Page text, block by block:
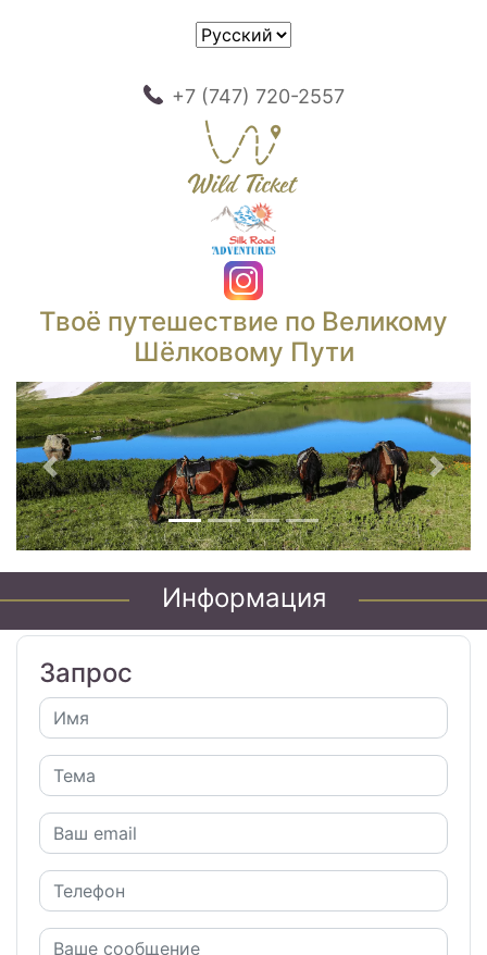
+7 (747) 720-2557
Твоё путешествие по Великому
Шёлковому Пути
Предыдущий
Информация
Запрос